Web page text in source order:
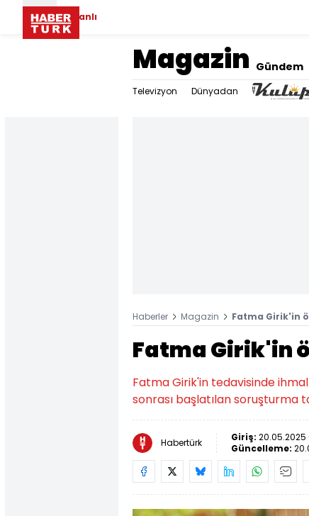
Canlı
Magazin Gündem
Televizyon Dünyadan
Haberler Magazin Fatma Girik'in
Fatma Girik'in
Fatma Girik'in tedavisinde
sonrası başlatılan soruşturma
Habertürk Giriş:
Güncelleme: